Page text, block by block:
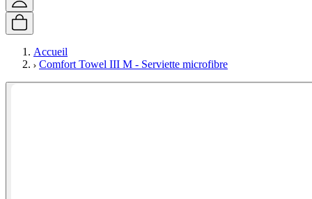
Accueil
Comfort Towel III M - Serviette microfibre